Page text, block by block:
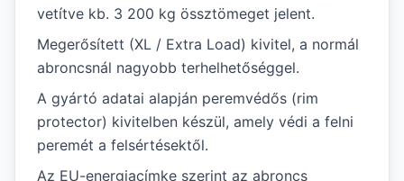
vetítve kb. 3 200 kg össztömeget jelent.
Megerősített (XL / Extra Load) kivitel, a normál
abroncsnál nagyobb terhelhetőséggel.
A gyártó adatai alapján peremvédős (rim
protector) kivitelben készül, amely védi a felni
peremét a felsértésektől.
Az EU-energiacímke szerint az abroncs